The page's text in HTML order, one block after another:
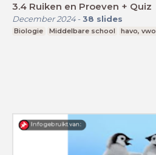
3.4 Ruiken en Proeven + Quiz
December 2024- 38 slides
Biologie Middelbare school havo, vwo